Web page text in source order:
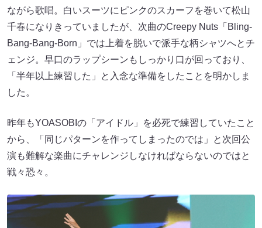
ながら歌唱。白いスーツにピンクのスカーフを巻いて松山
千春になりきっていましたが、次曲のCreepy Nuts「Bling-
Bang-Bang-Born」では上着を脱いで派手な柄シャツへとチ
ェンジ。早口のラップシーンもしっかり口が回っており、
「半年以上練習した」と入念な準備をしたことを明かしま
した。
昨年もYOASOBIの「アイドル」を必死で練習していたこと
から、「同じパターンを作ってしまったのでは」と次回公
演も難解な楽曲にチャレンジしなければならないのではと
戦々恐々。